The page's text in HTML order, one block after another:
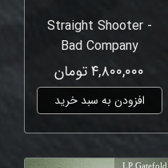
Straight Shooter -
Bad Company
۴,۸۰۰,۰۰۰ تومان
افزودن به سبد خرید